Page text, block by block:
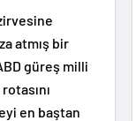
atmış bir
güreş milli
en baştan